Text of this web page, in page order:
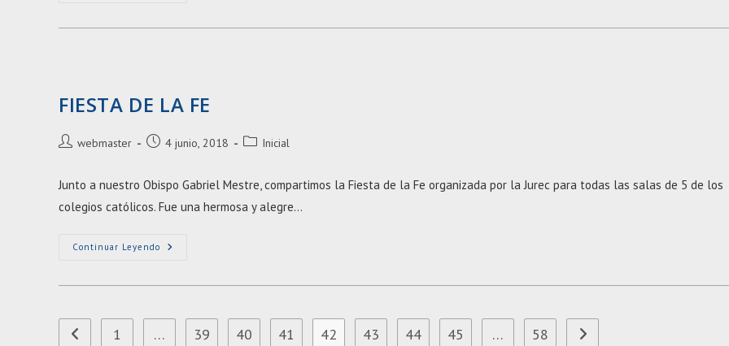
FIESTA DE LA FE
Autor
entrada:
webmaster
Entrada4 junio, 2018
Categoría
entrada:
Inicial
Junto a nuestro Obispo Gabriel Mestre, compartimos la Fiesta de la Fe organizada por la Jurec para todas las salas de 5 de los
colegios católicos. Fue una hermosa y alegre…
Continuar Leyendo FIESTA
FE
Ir a la página anterior
1 … 39 40 41 42 43 44 45 … 58 Ir a la página siguiente